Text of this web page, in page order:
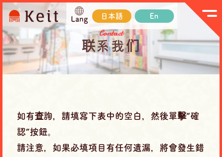
Lang 日本語 En
Contact
联系我们
如有查詢，請填寫下表中的空白，然後單擊“確
認”按鈕。
請注意，如果必填項目有任何遺漏，將會發生錯